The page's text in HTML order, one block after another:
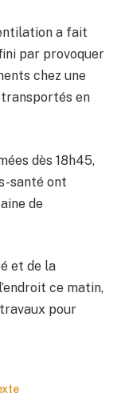
a fait
par provoquer
chez une
en
dès 18h45,
santé ont
de
et de la
ce matin,
pour